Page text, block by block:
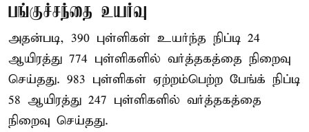
பங்குச்சந்தை உயர்வு
அதன்படி, 390 புள்ளிகள் உயர்ந்த நிப்டி 24
ஆயிரத்து 774 புள்ளிகளில் வர்த்தகத்தை நிறைவு
செய்தது. 983 புள்ளிகள் ஏற்றம்பெற்ற பேங்க் நிப்டி
58 ஆயிரத்து 247 புள்ளிகளில் வர்த்தகத்தை
நிறைவு செய்தது.